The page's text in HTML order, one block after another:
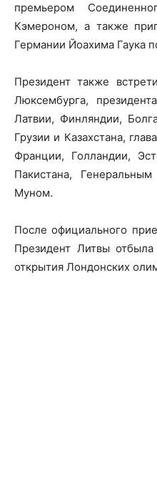
премьером
Кэмероном, а также
Германии Йоахима Гаука
Президент также
Люксембурга,
Латвии, Финляндии,
Грузии и Казахстана,
Франции, Голландии,
Пакистана,
Муном.
После официального
Президент Литвы
открытия Лондонских